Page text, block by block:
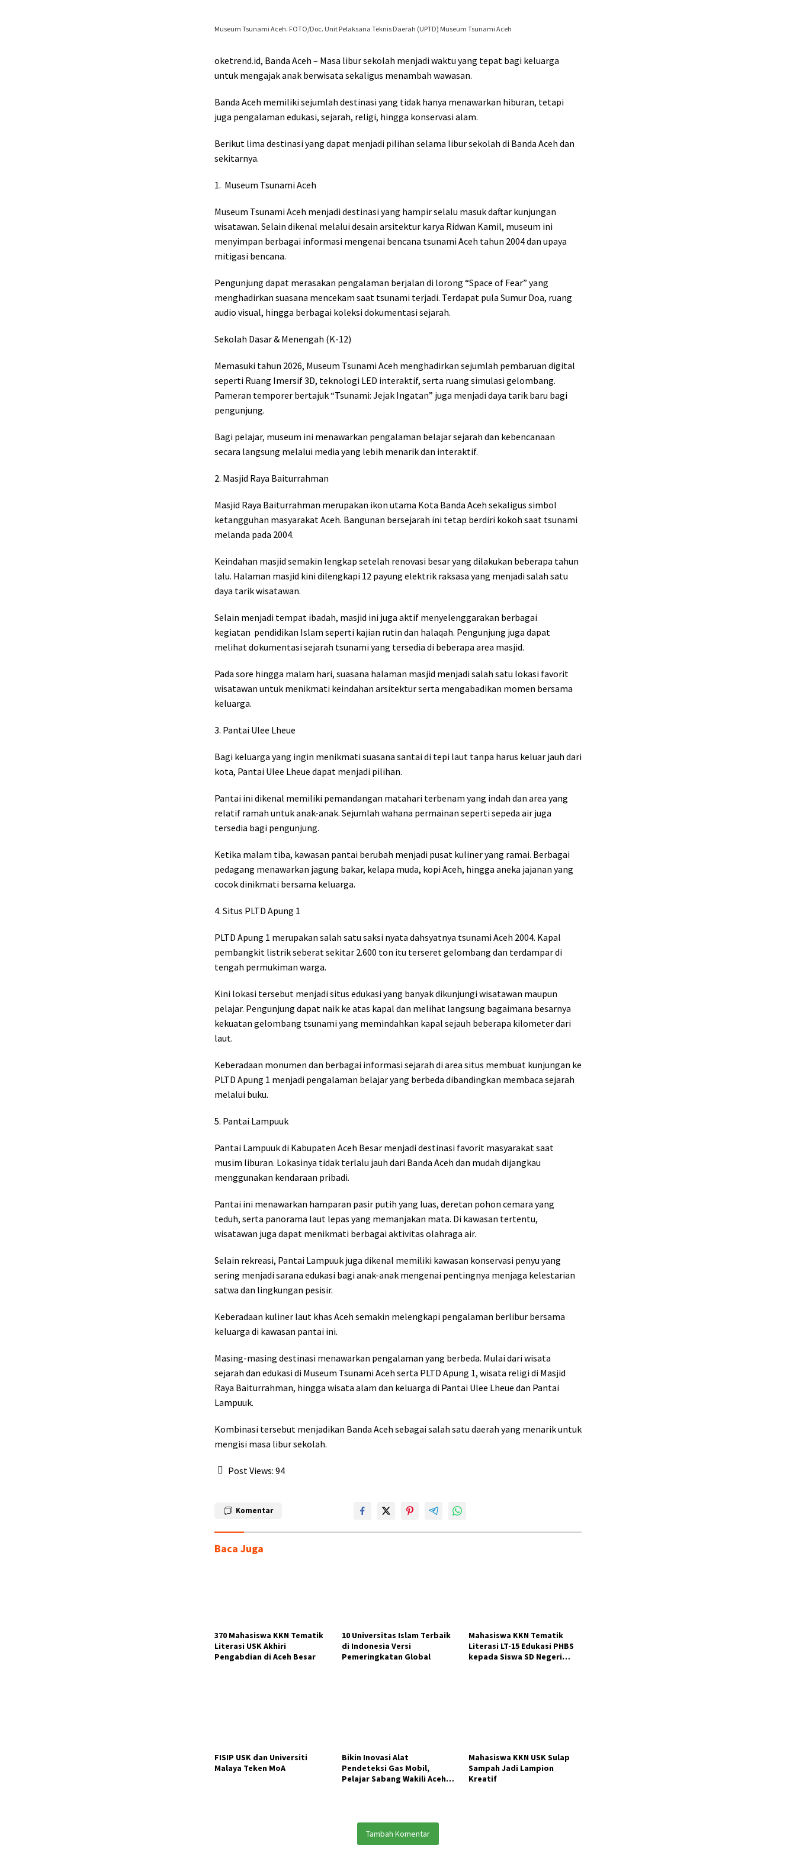
Museum Tsunami Aceh. FOTO/Doc. Unit Pelaksana Teknis Daerah (UPTD) Museum Tsunami Aceh
oketrend.id, Banda Aceh – Masa libur sekolah menjadi waktu yang tepat bagi keluarga
untuk mengajak anak berwisata sekaligus menambah wawasan.
Banda Aceh memiliki sejumlah destinasi yang tidak hanya menawarkan hiburan, tetapi
juga pengalaman edukasi, sejarah, religi, hingga konservasi alam.
Berikut lima destinasi yang dapat menjadi pilihan selama libur sekolah di Banda Aceh dan
sekitarnya.
1. Museum Tsunami Aceh
Museum Tsunami Aceh menjadi destinasi yang hampir selalu masuk daftar kunjungan
wisatawan. Selain dikenal melalui desain arsitektur karya Ridwan Kamil, museum ini
menyimpan berbagai informasi mengenai bencana tsunami Aceh tahun 2004 dan upaya
mitigasi bencana.
Pengunjung dapat merasakan pengalaman berjalan di lorong “Space of Fear” yang
menghadirkan suasana mencekam saat tsunami terjadi. Terdapat pula Sumur Doa, ruang
audio visual, hingga berbagai koleksi dokumentasi sejarah.
Sekolah Dasar & Menengah (K-12)
Memasuki tahun 2026, Museum Tsunami Aceh menghadirkan sejumlah pembaruan digital
seperti Ruang Imersif 3D, teknologi LED interaktif, serta ruang simulasi gelombang.
Pameran temporer bertajuk “Tsunami: Jejak Ingatan” juga menjadi daya tarik baru bagi
pengunjung.
Bagi pelajar, museum ini menawarkan pengalaman belajar sejarah dan kebencanaan
secara langsung melalui media yang lebih menarik dan interaktif.
2. Masjid Raya Baiturrahman
Masjid Raya Baiturrahman merupakan ikon utama Kota Banda Aceh sekaligus simbol
ketangguhan masyarakat Aceh. Bangunan bersejarah ini tetap berdiri kokoh saat tsunami
melanda pada 2004.
Keindahan masjid semakin lengkap setelah renovasi besar yang dilakukan beberapa tahun
lalu. Halaman masjid kini dilengkapi 12 payung elektrik raksasa yang menjadi salah satu
daya tarik wisatawan.
Selain menjadi tempat ibadah, masjid ini juga aktif menyelenggarakan berbagai
kegiatan pendidikan Islam seperti kajian rutin dan halaqah. Pengunjung juga dapat
melihat dokumentasi sejarah tsunami yang tersedia di beberapa area masjid.
Pada sore hingga malam hari, suasana halaman masjid menjadi salah satu lokasi favorit
wisatawan untuk menikmati keindahan arsitektur serta mengabadikan momen bersama
keluarga.
3. Pantai Ulee Lheue
Bagi keluarga yang ingin menikmati suasana santai di tepi laut tanpa harus keluar jauh dari
kota, Pantai Ulee Lheue dapat menjadi pilihan.
Pantai ini dikenal memiliki pemandangan matahari terbenam yang indah dan area yang
relatif ramah untuk anak-anak. Sejumlah wahana permainan seperti sepeda air juga
tersedia bagi pengunjung.
Ketika malam tiba, kawasan pantai berubah menjadi pusat kuliner yang ramai. Berbagai
pedagang menawarkan jagung bakar, kelapa muda, kopi Aceh, hingga aneka jajanan yang
cocok dinikmati bersama keluarga.
4. Situs PLTD Apung 1
PLTD Apung 1 merupakan salah satu saksi nyata dahsyatnya tsunami Aceh 2004. Kapal
pembangkit listrik seberat sekitar 2.600 ton itu terseret gelombang dan terdampar di
tengah permukiman warga.
Kini lokasi tersebut menjadi situs edukasi yang banyak dikunjungi wisatawan maupun
pelajar. Pengunjung dapat naik ke atas kapal dan melihat langsung bagaimana besarnya
kekuatan gelombang tsunami yang memindahkan kapal sejauh beberapa kilometer dari
laut.
Keberadaan monumen dan berbagai informasi sejarah di area situs membuat kunjungan ke
PLTD Apung 1 menjadi pengalaman belajar yang berbeda dibandingkan membaca sejarah
melalui buku.
5. Pantai Lampuuk
Pantai Lampuuk di Kabupaten Aceh Besar menjadi destinasi favorit masyarakat saat
musim liburan. Lokasinya tidak terlalu jauh dari Banda Aceh dan mudah dijangkau
menggunakan kendaraan pribadi.
Pantai ini menawarkan hamparan pasir putih yang luas, deretan pohon cemara yang
teduh, serta panorama laut lepas yang memanjakan mata. Di kawasan tertentu,
wisatawan juga dapat menikmati berbagai aktivitas olahraga air.
Selain rekreasi, Pantai Lampuuk juga dikenal memiliki kawasan konservasi penyu yang
sering menjadi sarana edukasi bagi anak-anak mengenai pentingnya menjaga kelestarian
satwa dan lingkungan pesisir.
Keberadaan kuliner laut khas Aceh semakin melengkapi pengalaman berlibur bersama
keluarga di kawasan pantai ini.
Masing-masing destinasi menawarkan pengalaman yang berbeda. Mulai dari wisata
sejarah dan edukasi di Museum Tsunami Aceh serta PLTD Apung 1, wisata religi di Masjid
Raya Baiturrahman, hingga wisata alam dan keluarga di Pantai Ulee Lheue dan Pantai
Lampuuk.
Kombinasi tersebut menjadikan Banda Aceh sebagai salah satu daerah yang menarik untuk
mengisi masa libur sekolah.
Post Views: 94
Komentar
Baca Juga
370 Mahasiswa KKN Tematik
Literasi USK Akhiri
Pengabdian di Aceh Besar
10 Universitas Islam Terbaik
di Indonesia Versi
Pemeringkatan Global
Mahasiswa KKN Tematik
Literasi LT-15 Edukasi PHBS
kepada Siswa SD Negeri
FISIP USK dan Universiti
Malaya Teken MoA
Bikin Inovasi Alat
Pendeteksi Gas Mobil,
Pelajar Sabang Wakili Aceh
Mahasiswa KKN USK Sulap
Sampah Jadi Lampion
Kreatif
Tambah Komentar